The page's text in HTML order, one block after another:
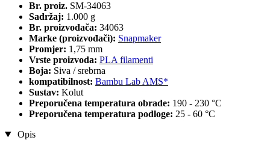
Br. proiz. SM-34063
Sadržaj: 1.000 g
Br. proizvođača: 34063
Marke (proizvođači): Snapmaker
Promjer: 1,75 mm
Vrste proizvoda: PLA filamenti
Boja: Siva / srebrna
kompatibilnost: Bambu Lab AMS*
Sustav: Kolut
Preporučena temperatura obrade: 190 - 230 °C
Preporučena temperatura podloge: 25 - 60 °C
Opis